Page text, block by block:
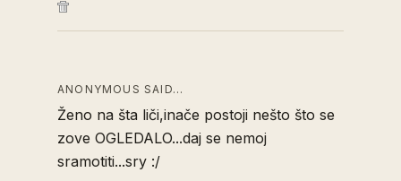
ANONYMOUS SAID…
Ženo na šta liči,inače postoji nešto što se
zove OGLEDALO...daj se nemoj
sramotiti...sry :/